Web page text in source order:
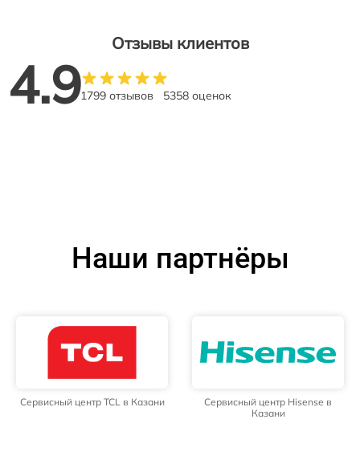
Отзывы клиентов
4.91799 отзывов 5358 оценок
Наши партнёры
Сервисный центр TCL в Казани
Сервисный центр Hisense в
Казани